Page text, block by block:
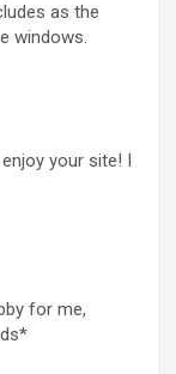
as the
windows.
your site! I
for me,